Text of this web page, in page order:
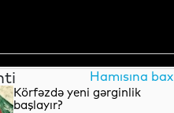
Hamısına bax
Körfəzdə yeni gərginlik
başlayır?